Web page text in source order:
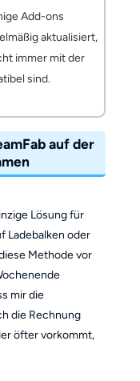
Add-ons
aktualisiert,
immer mit der
sind.
auf der
Lösung für
Ladebalken oder
Methode vor
mir die
die Rechnung
öfter vorkommt,